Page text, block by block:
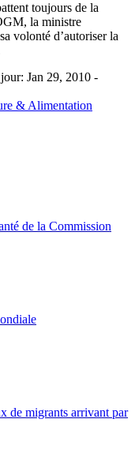
toujours de la
la ministre
volonté d’autoriser la
Jan 29, 2010 -
& Alimentation
de la Commission
de migrants arrivant par